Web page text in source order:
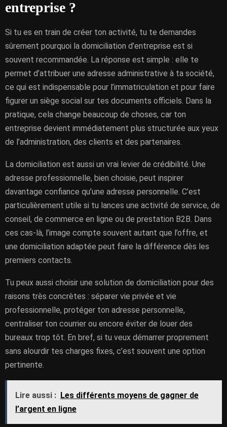
entreprise ?
Si tu es en train de créer ton activité, tu te demandes
sûrement pourquoi la domiciliation d’entreprise est si
souvent recommandée. La réponse est simple : elle te
permet d’attribuer une adresse administrative à ta société,
ce qui est indispensable pour l’immatriculation et pour faire
figurer un siège social sur tes documents officiels. Dans la
pratique, cela change beaucoup de choses, car ton
entreprise devient immédiatement plus structurée aux yeux
de l’administration, des clients et des partenaires.
La domiciliation est aussi un vrai levier de crédibilité. Une
adresse professionnelle, bien choisie, peut inspirer
davantage confiance qu’une adresse personnelle. C’est
particulièrement utile si tu lances une activité de service, de
conseil, de commerce en ligne ou de prestation B2B. Dans
ces cas-là, l’image compte souvent autant que l’offre, et
une domiciliation adaptée peut faire la différence dès les
premiers contacts.
Tu peux aussi choisir une solution de domiciliation pour des
raisons très concrètes : séparer vie privée et vie
professionnelle, protéger ton adresse personnelle,
centraliser ton courrier ou encore éviter de louer des
bureaux trop tôt. En bref, si tu veux démarrer proprement
sans alourdir tes charges fixes, c’est souvent une option
pertinente.
Lire aussi : Les différents moyens de gagner de
l’argent en ligne